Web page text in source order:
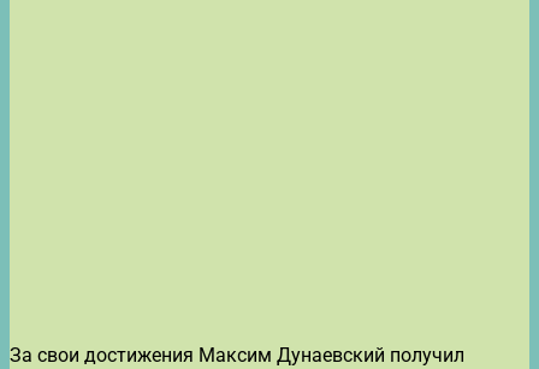
За свои достижения Максим Дунаевский получил